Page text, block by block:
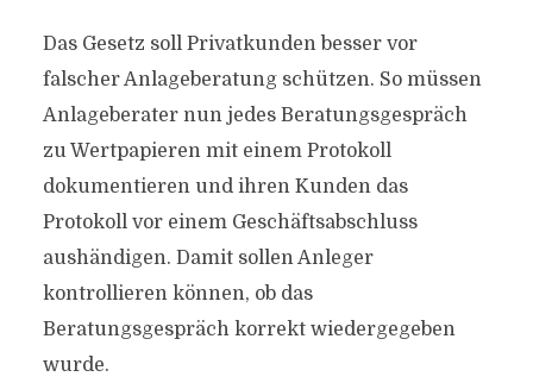
Das Gesetz soll Privatkunden besser vor
falscher Anlageberatung schützen. So müssen
Anlageberater nun jedes Beratungsgespräch
zu Wertpapieren mit einem Protokoll
dokumentieren und ihren Kunden das
Protokoll vor einem Geschäftsabschluss
aushändigen. Damit sollen Anleger
kontrollieren können, ob das
Beratungsgespräch korrekt wiedergegeben
wurde.